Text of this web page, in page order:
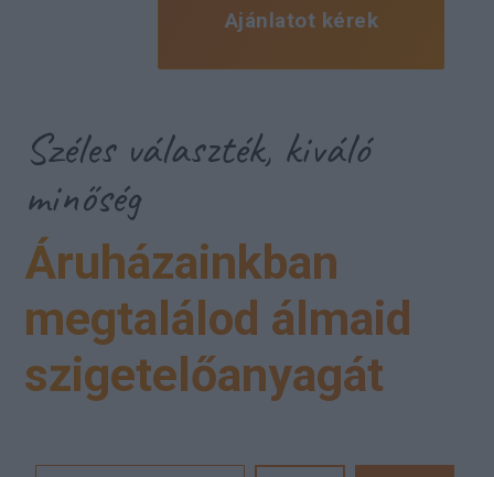
Ajánlatot kérek
Széles választék, kiváló
minőség
Áruházainkban
megtalálod álmaid
szigetelőanyagát